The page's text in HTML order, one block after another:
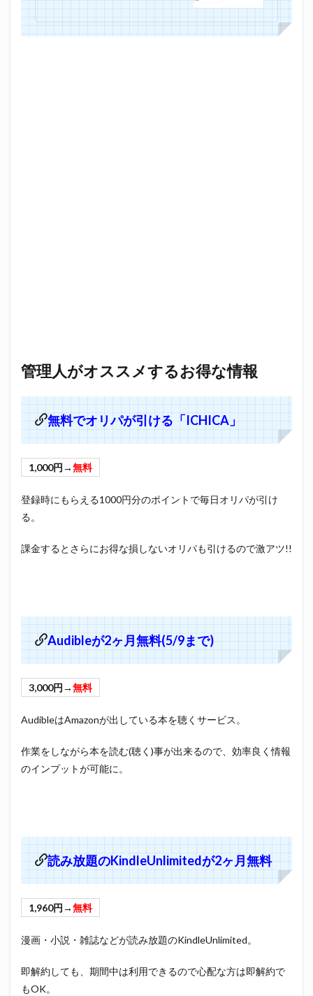
管理人がオススメするお得な情報
無料でオリパが引ける「ICHICA」
1,000円→無料
登録時にもらえる1000円分のポイントで毎日オリパが引け
る。
課金するとさらにお得な損しないオリパも引けるので激アツ!!
Audibleが2ヶ月無料(5/9まで)
3,000円→無料
AudibleはAmazonが出している本を聴くサービス。
作業をしながら本を読む(聴く)事が出来るので、効率良く情報
のインプットが可能に。
読み放題のKindleUnlimitedが2ヶ月無料
1,960円→無料
漫画・小説・雑誌などが読み放題のKindleUnlimited。
即解約しても、期間中は利用できるので心配な方は即解約で
もOK。